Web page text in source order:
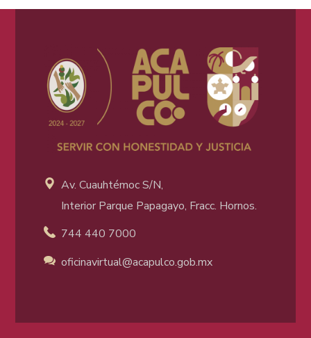
Av. Cuauhtémoc S/N,
Interior Parque Papagayo, Fracc. Hornos.
744 440 7000
oficinavirtual@acapulco.gob.mx